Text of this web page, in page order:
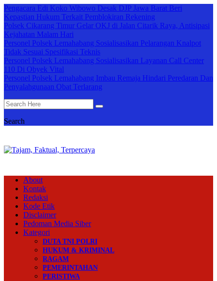
Pengacara Edi Koko Wibowo Desak DJP Jawa Barat Beri
Kepastian Hukum Terkait Pemblokiran Rekening
Polsek Cikarang Timur Gelar OKJ di Jalan Citarik Raya, Antisipasi
Kejahatan Malam Hari
Personel Polsek Lemahabang Sosialisasikan Pelarangan Knalpot
Tidak Sesuai Spesifikasi Teknis
Personel Polsek Lemahabang Sosialisasikan Layanan Call Center
110 Di Obyek Vital
Personel Polsek Lemahabang Imbau Remaja Hindari Peredaran Dan
Penyalahgunaan Obat Terlarang
Search
About
Kontak
Redaksi
Kode Etik
Disclaimer
Pedoman Media Siber
Kategori
DUTA TNI POLRI
HUKUM & KRIMINAL
RAGAM
PEMERINTAHAN
PERISTIWA